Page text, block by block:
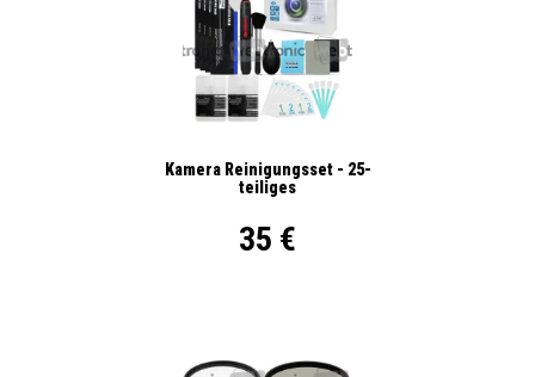
Kamera Reinigungsset - 25-
teiliges
35 €